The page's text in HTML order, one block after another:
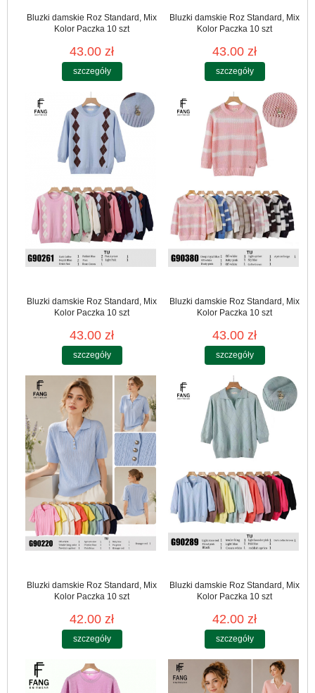
Bluzki damskie Roz Standard, Mix
Kolor Paczka 10 szt
43.00 zł
szczegóły
Bluzki damskie Roz Standard, Mix
Kolor Paczka 10 szt
43.00 zł
szczegóły
Bluzki damskie Roz Standard, Mix
Kolor Paczka 10 szt
43.00 zł
szczegóły
Bluzki damskie Roz Standard, Mix
Kolor Paczka 10 szt
43.00 zł
szczegóły
Bluzki damskie Roz Standard, Mix
Kolor Paczka 10 szt
42.00 zł
szczegóły
Bluzki damskie Roz Standard, Mix
Kolor Paczka 10 szt
42.00 zł
szczegóły